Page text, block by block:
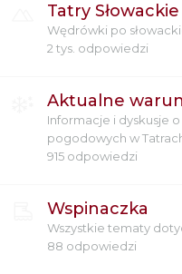
Tatry Słowackie
Wędrówki po
2 tys. odpowiedzi
Aktualne
Informacje i dyskusje
pogodowych w
915 odpowiedzi
Wspinaczka
Wszystkie tematy
88 odpowiedzi